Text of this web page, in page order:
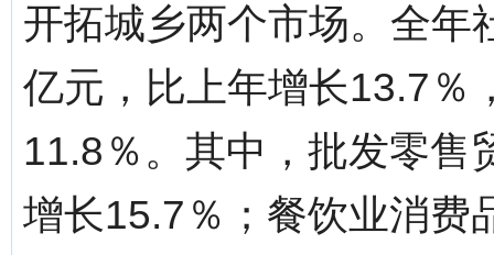
开拓城乡两个市场。全年
亿元，比上年增长13.7％
11.8％。其中，批发零售
增长15.7％；餐饮业消费